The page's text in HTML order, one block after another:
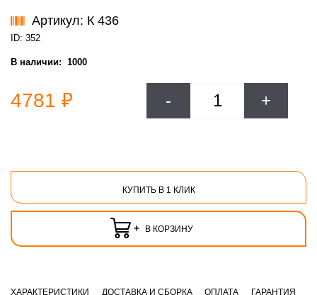
Артикул: К 436
ID: 352
В наличии: 1000
4781 ₽ - +
КУПИТЬ В 1 КЛИК
+ В КОРЗИНУ
ХАРАКТЕРИСТИКИ ДОСТАВКА И СБОРКА ОПЛАТА ГАРАНТИЯ